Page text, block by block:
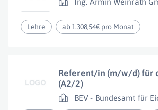
Ing. Armin Weinrath
Lehre ab 1.308,54€ pro Monat
Referent/in (m/w/d) für
(A2/2)
BEV - Bundesamt für